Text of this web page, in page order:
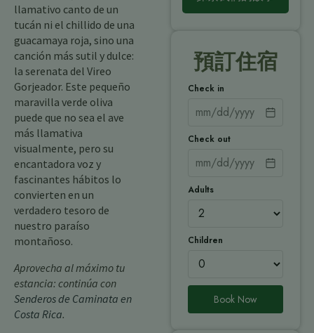
llamativo canto de un
tucán ni el chillido de una
guacamaya roja, sino una
canción más sutil y dulce:
la serenata del Vireo
Gorjeador. Este pequeño
maravilla verde oliva
puede que no sea el ave
más llamativa
visualmente, pero su
encantadora voz y
fascinantes hábitos lo
convierten en un
verdadero tesoro de
nuestro paraíso
montañoso.
Aprovecha al máximo tu
estancia: continúa con
Senderos de Caminata en
Costa Rica.
預訂住宿
Check in
Check out
Adults
Children
Book Now